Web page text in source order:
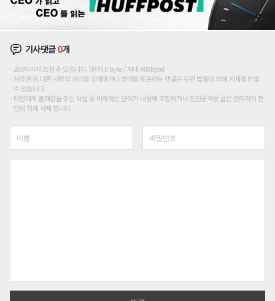
기사댓글0개
200자까지 쓰실 수 있습니다. (현재 0 byte / 최대 400byte)
저작권 등 다른 사람의 권리를 침해하거나 명예를 훼손하는 댓글은 관련 법률에 의해 제재를 받을
수 있습니다.
타인에게 불쾌감을 주는 욕설 등 비하하는 단어가 내용에 포함되거나 인신공격성 글은 관리자의 판
단에 의해 삭제 합니다.